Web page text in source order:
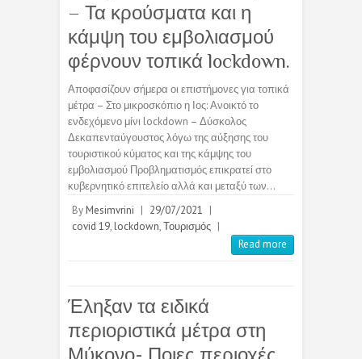
– Τα κρούσματα και η
κάμψη του εμβολιασμού
φέρνουν τοπικά lockdown.
Αποφασίζουν σήμερα οι επιστήμονες για τοπικά
μέτρα – Στο μικροσκόπιο η Ιος: Ανοικτό το
ενδεχόμενο μίνι lockdown – Δύσκολος
Δεκαπενταύγουστος λόγω της αύξησης του
τουριστικού κύματος και της κάμψης του
εμβολιασμού Προβληματισμός επικρατεί στο
κυβερνητικό επιτελείο αλλά και μεταξύ των…
By Mesimvrini | 29/07/2021 |
covid 19, lockdown,Τουρισμός |
Read more
Έληξαν τα ειδικά
περιοριστικά μέτρα στη
Μύκονο- Ποιες περιοχές